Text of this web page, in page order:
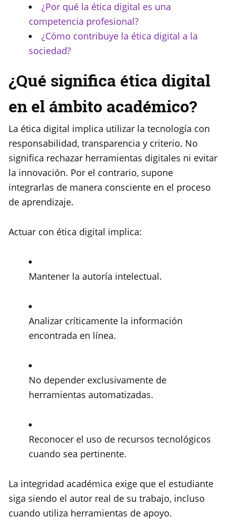
¿Por qué la ética digital es una
competencia profesional?
¿Cómo contribuye la ética digital a la
sociedad?
¿Qué significa ética digital
en el ámbito académico?
La ética digital implica utilizar la tecnología con
responsabilidad, transparencia y criterio. No
significa rechazar herramientas digitales ni evitar
la innovación. Por el contrario, supone
integrarlas de manera consciente en el proceso
de aprendizaje.
Actuar con ética digital implica:
Mantener la autoría intelectual.
Analizar críticamente la información
encontrada en línea.
No depender exclusivamente de
herramientas automatizadas.
Reconocer el uso de recursos tecnológicos
cuando sea pertinente.
La integridad académica exige que el estudiante
siga siendo el autor real de su trabajo, incluso
cuando utiliza herramientas de apoyo.